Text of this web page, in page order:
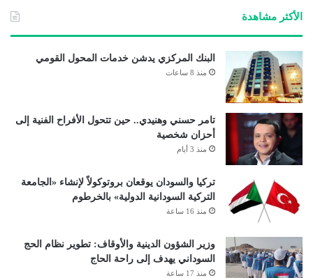
الأكثر مشاهدة
البنك المركزي يدشن خدمات المحول القومي
منذ 8 ساعات
تامر حسني وهنيدي.. حين تتحول الأفراح الفنية إلى
أحزان شخصية
منذ 3 أيام
تركيا والسودان يوقعان بروتوكولاً لإنشاء «الجامعة
التركية السودانية الدولية» بالخرطوم
منذ 16 ساعة
وزير الشؤون الدينية والأوقاف: تطوير نظام الحج
السوداني يهدف إلى راحة الحاج
منذ 17 ساعة